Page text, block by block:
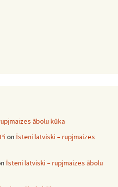
ābolu kūka
on Īsteni latviski – rupjmaizes
Īsteni latviski – rupjmaizes ābolu